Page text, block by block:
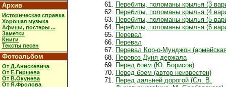
Архив
Историческая справка
Хорошая музыка
Афиши, постеры ...
Заметки
Книги
Тексты песен
Фотоальбом
От Д.Анискевича
От Е.Гиршева
От В.Окунева
От Я.Фролова
Перебиты, поломаны крылья (3
Перебиты, поломаны крылья (4
Перебиты, поломаны крылья (5
Перебиты, поломаны крылья (6
Перевал
Перевал
Перевал Кор-о-Мунджон
Перевоз Дуня держала
Перед боем (Ю. Борисов)
Перед боем (автор неизвестен)
Перед дальней дорогой (Сл. В.